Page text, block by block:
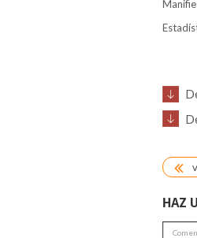
HAZ